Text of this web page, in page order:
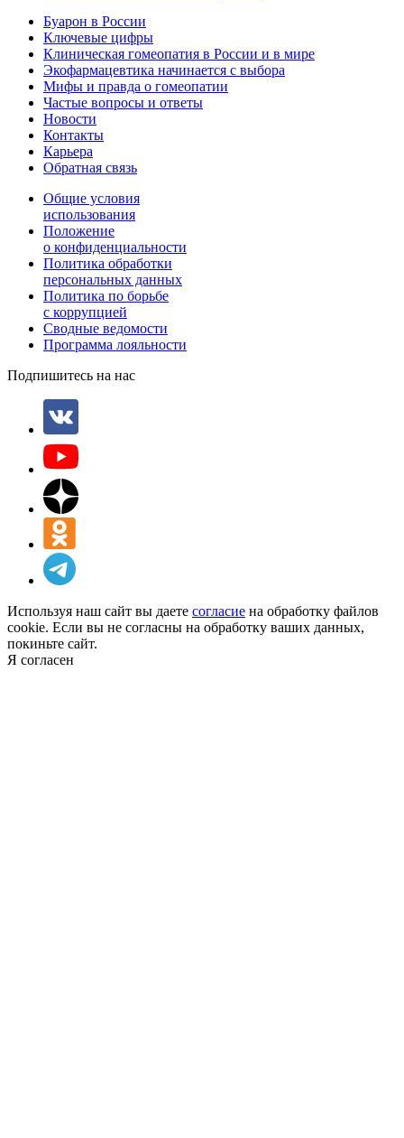
Буарон в России
Ключевые цифры
Клиническая гомеопатия в России и в мире
Экофармацевтика начинается с выбора
Мифы и правда о гомеопатии
Частые вопросы и ответы
Новости
Контакты
Карьера
Обратная связь
Общие условия
использования
Положение
о конфиденциальности
Политика обработки
персональных данных
Политика по борьбе
с коррупцией
Сводные ведомости
Программа лояльности
Подпишитесь на нас
Используя наш сайт вы даете согласие на обработку файлов
cookie. Если вы не согласны на обработку ваших данных,
покиньте сайт.
Я согласен